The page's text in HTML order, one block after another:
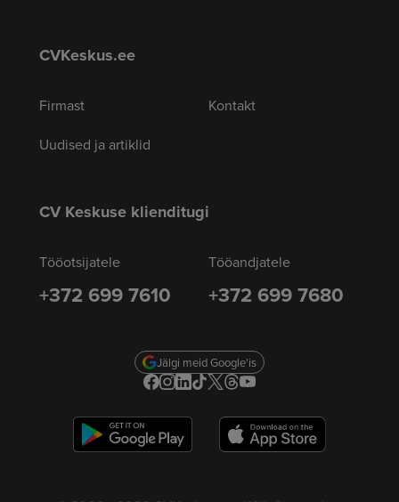
CVKeskus.ee
Firmast
Uudised ja artiklid
Kontakt
CV Keskuse klienditugi
Tööotsijatele
+372 699 7610
Tööandjatele
+372 699 7680
Jälgi meid Google'is